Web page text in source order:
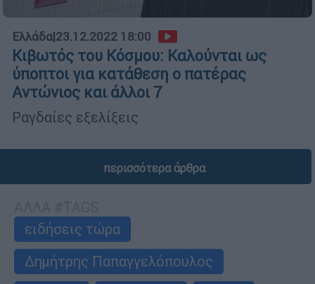
Ελλάδα|23.12.2022 18:00
Κιβωτός του Κόσμου: Καλούνται ως
ύποπτοι για κατάθεση ο πατέρας
Αντώνιος και άλλοι 7
Ραγδαίες εξελίξεις
περισσότερα άρθρα
ειδήσεις τώρα
Δημήτρης Παπαγγελόπουλος